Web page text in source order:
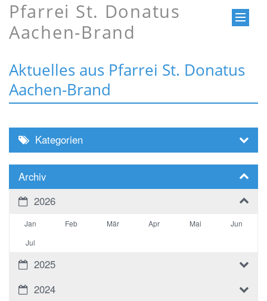
Pfarrei St. Donatus
Aachen-Brand
Aktuelles aus Pfarrei St. Donatus
Aachen-Brand
Kategorien
Archiv
2026
Jan Feb Mär Apr Mai
Jun
Jul
2025
2024